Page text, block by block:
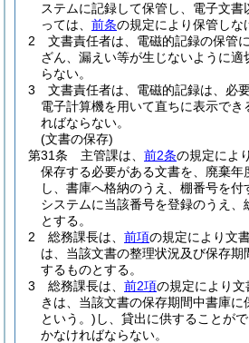
ステムに記録して保管し、電子文書
っては、 前条の規定により保管しな
2
文書責任者は、電磁的記録の保管
ざん、漏えい等が生じないように適
らない。
3
文書責任者は、電磁的記録は、必
電子計算機を用いて直ちに表示でき
ればならない。
(文書の保存)
第31条
主管課は、 前2条の規定によ
保存する必要がある文書を、廃棄年
し、書庫へ格納のうえ、棚番号を
システムに当該番号を登録のうえ
とする。
2
総務課長は、 前項の規定により文
は、当該文書の整理状況及び保存期
するものとする。
3
総務課長は、 前2項の規定により文
きは、当該文書の保存期間中書庫に
という。) し、貸出に供することが
かなければならない。